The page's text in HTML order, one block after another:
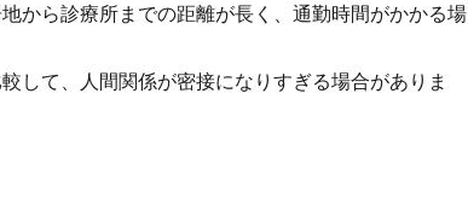
から診療所までの距離が長く、通勤時間がかかる場
して、人間関係が密接になりすぎる場合がありま